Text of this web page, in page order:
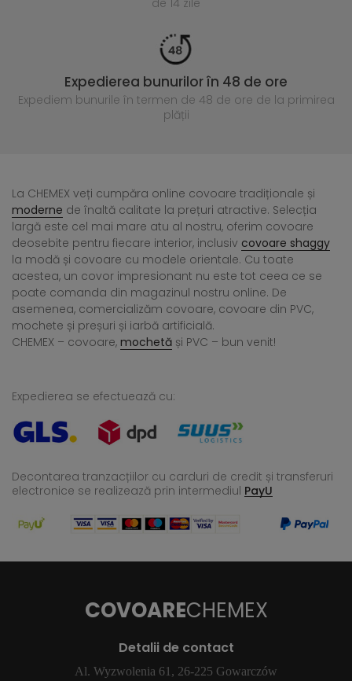
de 14 zile
Expedierea bunurilor în 48 de ore
Expediem bunurile în termen de 48 de ore de la primirea
plății
La CHEMEX veți cumpăra online covoare tradiționale și
moderne de înaltă calitate la prețuri atractive. Selecția
largă este cel mai mare atu al nostru, oferim covoare
deosebite pentru fiecare interior, inclusiv covoare shaggy
la modă și covoare cu modele orientale. Cu toate
acestea, un covor impresionant nu este tot ceea ce se
poate comanda din magazinul nostru online. De
asemenea, comercializăm covoare, covoare din PVC,
mochete și preșuri și iarbă artificială.
CHEMEX – covoare, mochetă și PVC – bun venit!
Expedierea se efectuează cu:
Decontarea tranzacțiilor cu carduri de credit și transferuri
electronice se realizează prin intermediul PayU
COVOARECHEMEX
Detalii de contact
Al. Wyzwolenia 61, 26-225 Gowarczów